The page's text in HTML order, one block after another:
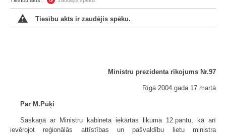
Tiesību akts ir zaudējis spēku.
Ministru prezidenta rīkojums Nr.97
Rīgā 2004.gada 17.martā
Par M.Pūķi
Saskaņā ar Ministru kabineta iekārtas likuma 12.pantu, kā arī
ievērojot reģionālās attīstības un pašvaldību lietu ministra